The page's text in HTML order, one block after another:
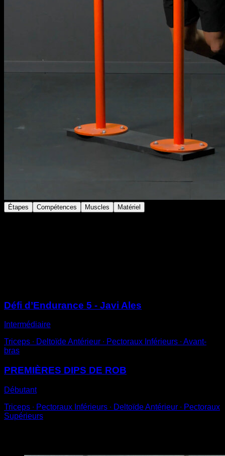
Étapes Compétences Muscles Matériel
Défi d’Endurance 5 - Javi Ales
Intermédiaire
Triceps ∙ Deltoïde Antérieur ∙ Pectoraux Inférieurs ∙ Avant-
bras
PREMIÈRES DIPS DE ROB
Débutant
Triceps ∙ Pectoraux Inférieurs ∙ Deltoïde Antérieur ∙ Pectoraux
Supérieurs